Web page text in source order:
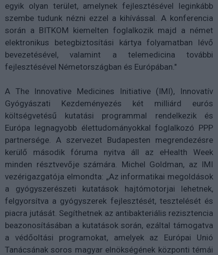
egyik olyan terület, amelynek fejlesztésével leginkább
szembe tudunk nézni ezzel a kihívással. A konferencia
során a BITKOM kiemelten foglalkozik majd a német
elektronikus betegbiztosítási kártya folyamatban lévő
bevezetésével, valamint a telemedicina további
fejlesztésével Németországban és Európában."
A The Innovative Medicines Initiative (IMI), Innovatív
Gyógyászati Kezdeményezés két milliárd eurós
költségvetésű kutatási programmal rendelkezik és
Európa legnagyobb élettudományokkal foglalkozó PPP
partnersége. A szervezet Budapesten megrendezésre
kerülő második fóruma nyitva áll az eHealth Week
minden résztvevője számára. Michel Goldman, az IMI
vezérigazgatója elmondta: „Az informatikai megoldások
a gyógyszerészeti kutatások hajtómotorjai lehetnek,
felgyorsítva a gyógyszerek fejlesztését, tesztelését és
piacra jutását. Segíthetnek az antibakteriális rezisztencia
beazonosításában a kutatások során, ezáltal támogatva
a védőoltási programokat, amelyek az Európai Unió
Tanácsának soros magyar elnökségének központi témái